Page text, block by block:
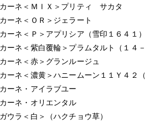
カーネ＜ＭＩＸ＞プリティ サカタ
カーネ＜ＯＲ＞ジェラート
カーネ＜Ｐ＞アプリシア（雪印１６４１）
カーネ＜紫白覆輪＞プラムタルト（１４
カーネ＜赤＞グランルージュ
カーネ＜濃黄＞ハニームーン１１Ｙ４２
カーネ・アイラブユー
カーネ・オリエンタル
ガウラ＜白＞（ハクチョウ草）